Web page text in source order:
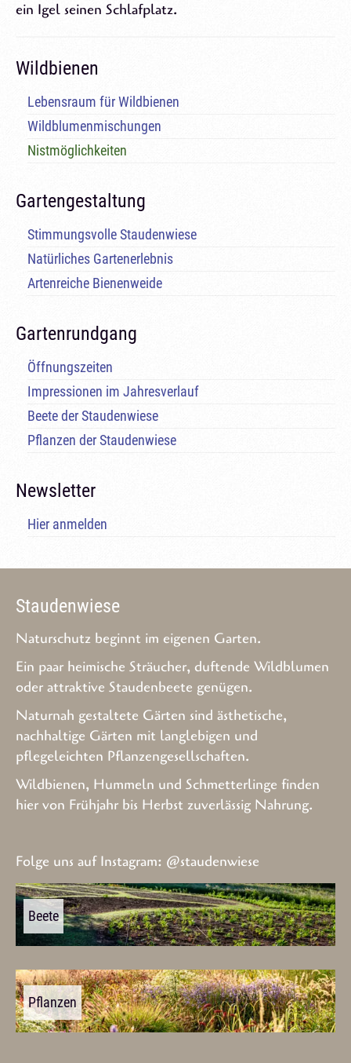
ein Igel seinen Schlafplatz.
Wildbienen
Lebensraum für Wildbienen
Wildblumenmischungen
Nistmöglichkeiten
Gartengestaltung
Stimmungsvolle Staudenwiese
Natürliches Gartenerlebnis
Artenreiche Bienenweide
Gartenrundgang
Öffnungszeiten
Impressionen im Jahresverlauf
Beete der Staudenwiese
Pflanzen der Staudenwiese
Newsletter
Hier anmelden
Staudenwiese
Naturschutz beginnt im eigenen Garten.
Ein paar heimische Sträucher, duftende Wildblumen
oder attraktive Staudenbeete genügen.
Naturnah gestaltete Gärten sind ästhetische,
nachhaltige Gärten mit langlebigen und
pflegeleichten Pflanzengesellschaften.
Wildbienen, Hummeln und Schmetterlinge finden
hier von Frühjahr bis Herbst zuverlässig Nahrung.
Folge uns auf Instagram: @staudenwiese
Beete
Pflanzen